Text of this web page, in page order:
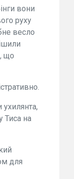
вони
руху
весло
що
ухилянта,
Тиса на
для